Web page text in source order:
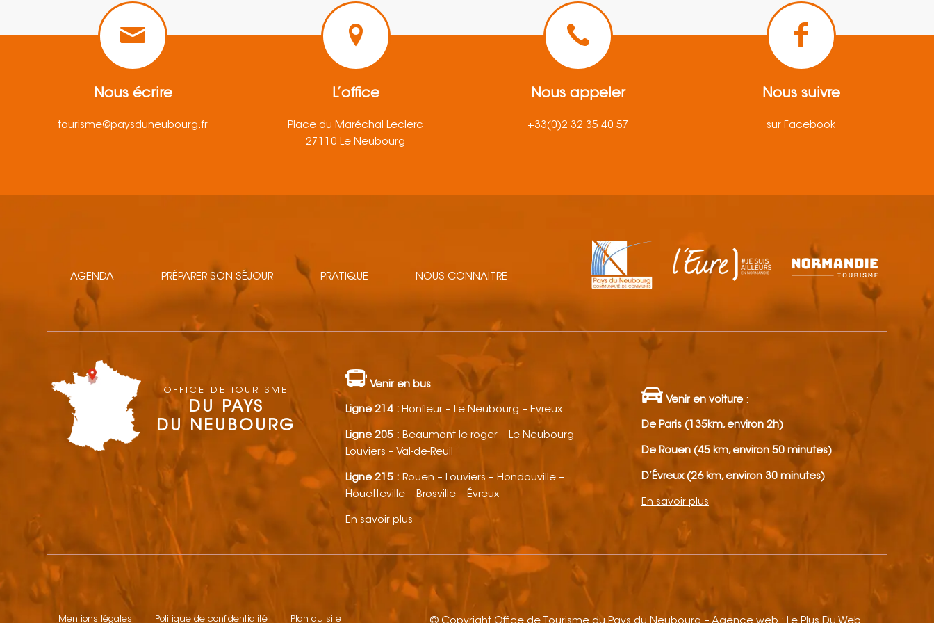
Nous écrire
tourisme@paysduneubourg.fr
L’office
Place du Maréchal Leclerc
27110 Le Neubourg
Nous appeler
+33(0)2 32 35 40 57
Nous suivre
sur Facebook
AGENDA PRÉPARER SON SÉJOUR PRATIQUE NOUS CONNAITRE
OFFICE DE TOURISME
DU PAYS
DU NEUBOURG
Venir en bus :
Ligne 214 : Honfleur – Le Neubourg – Evreux
Ligne 205 : Beaumont-le-roger – Le Neubourg –
Louviers – Val-de-Reuil
Ligne 215 : Rouen – Louviers – Hondouville –
Houetteville – Brosville – Évreux
En savoir plus
Venir en voiture :
De Paris (135km, environ 2h)
De Rouen (45 km, environ 50 minutes)
D’Évreux (26 km, environ 30 minutes)
En savoir plus
Mentions légales Politique de confidentialité Plan du site © Copyright Office de Tourisme du Pays du Neubourg – Agence web : Le Plus Du Web